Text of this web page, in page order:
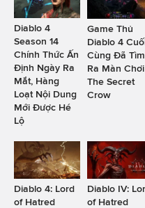
Diablo 4
Season 14
Chính Thức Ấn
Định Ngày Ra
Mắt, Hàng
Loạt Nội Dung
Mới Được Hé
Lộ
Game Thủ
Diablo 4
Cùng Đã Tìm
Ra Màn Chơi
The Secret
Crow
Diablo 4: Lord
of Hatred
Diablo IV:
of Hatred